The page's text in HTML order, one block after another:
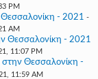
PM
Θεσσαλονίκη - 2021 -
AM
Θεσσαλονίκη - 2021
11:07 PM
στην Θεσσαλονίκη -
11:59 AM